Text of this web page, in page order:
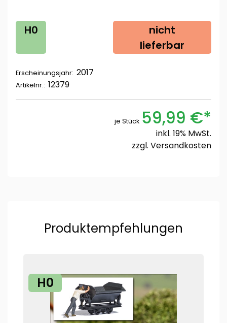
H0
nicht
lieferbar
Erscheinungsjahr: 2017
Artikelnr.: 12379
je Stück 59,99 €*
inkl. 19% MwSt.
zzgl. Versandkosten
Produktempfehlungen
H0